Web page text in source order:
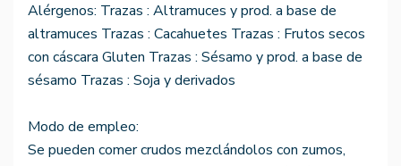
Alérgenos: Trazas : Altramuces y prod. a base de
altramuces Trazas : Cacahuetes Trazas : Frutos secos
con cáscara Gluten Trazas : Sésamo y prod. a base de
sésamo Trazas : Soja y derivados
Modo de empleo:
Se pueden comer crudos mezclándolos con zumos,